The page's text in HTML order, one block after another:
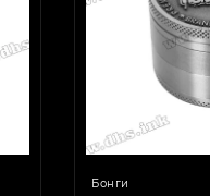
Бонги